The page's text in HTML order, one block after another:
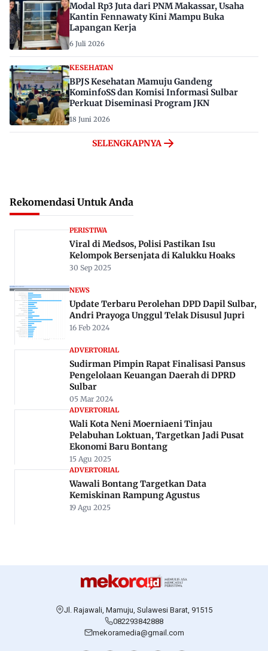
Modal Rp3 Juta dari PNM Makassar, Usaha
Kantin Fennawaty Kini Mampu Buka
Lapangan Kerja
6 Juli 2026
KESEHATAN
BPJS Kesehatan Mamuju Gandeng
KominfoSS dan Komisi Informasi Sulbar
Perkuat Diseminasi Program JKN
18 Juni 2026
SELENGKAPNYA
Rekomendasi Untuk Anda
PERISTIWA
Viral di Medsos, Polisi Pastikan Isu
Kelompok Bersenjata di Kalukku Hoaks
30 Sep 2025
NEWS
Update Terbaru Perolehan DPD Dapil Sulbar,
Andri Prayoga Unggul Telak Disusul Jupri
16 Feb 2024
ADVERTORIAL
Sudirman Pimpin Rapat Finalisasi Pansus
Pengelolaan Keuangan Daerah di DPRD
Sulbar
05 Mar 2024
ADVERTORIAL
Wali Kota Neni Moerniaeni Tinjau
Pelabuhan Loktuan, Targetkan Jadi Pusat
Ekonomi Baru Bontang
15 Agu 2025
ADVERTORIAL
Wawali Bontang Targetkan Data
Kemiskinan Rampung Agustus
19 Agu 2025
Jl. Rajawali, Mamuju, Sulawesi Barat, 91515
082293842888
mekoramedia@gmail.com